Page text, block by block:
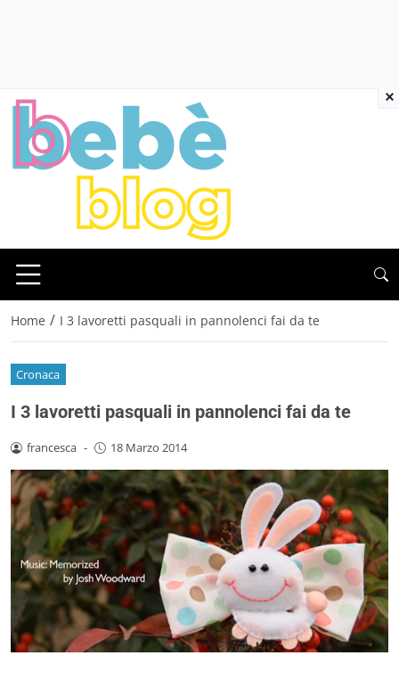
Home / I 3 lavoretti pasquali in pannolenci fai da te
Cronaca
I 3 lavoretti pasquali in pannolenci fai da te
francesca - 18 Marzo 2014
×